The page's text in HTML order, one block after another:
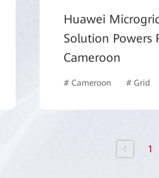
# Government
Huawei
Solution Powers
Cameroon
# Cameroon # Grid
1